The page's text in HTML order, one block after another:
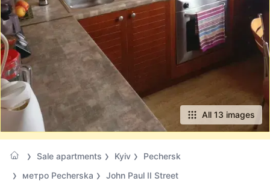
All 13 images
Sale apartments Kyiv
Pechersk
метро Pecherska
John Paul II Street